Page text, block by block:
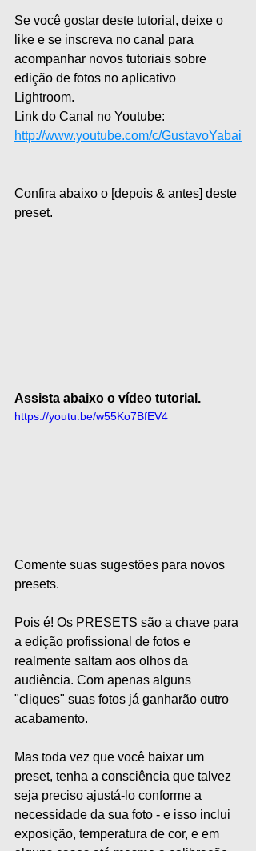
Se você gostar deste tutorial, deixe o
like e se inscreva no canal para
acompanhar novos tutoriais sobre
edição de fotos no aplicativo
Lightroom.
Link do Canal no Youtube:
http://www.youtube.com/c/GustavoYabai
Confira abaixo o [depois & antes] deste
preset.
Assista abaixo o vídeo tutorial.
https://youtu.be/w55Ko7BfEV4
Comente suas sugestões para novos
presets.
Pois é! Os PRESETS são a chave para
a edição profissional de fotos e
realmente saltam aos olhos da
audiência. Com apenas alguns
"cliques" suas fotos já ganharão outro
acabamento.
Mas toda vez que você baixar um
preset, tenha a consciência que talvez
seja preciso ajustá-lo conforme a
necessidade da sua foto - e isso inclui
exposição, temperatura de cor, e em